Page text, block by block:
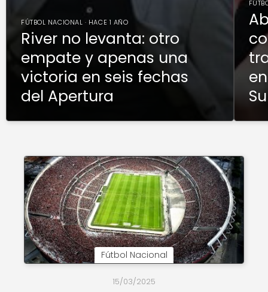
FÚTBOL NACIONAL · HACE 1 AÑO
River no levanta: otro
empate y apenas una
victoria en seis fechas
del Apertura
Fútbol Nacional
15/03/2025